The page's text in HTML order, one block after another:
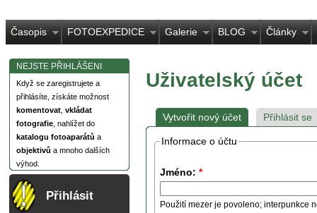
Časopis FOTOEXPEDICE Galerie BLOG Články
NEJSTE PŘIHLÁŠENI
Když se zaregistrujete a
přihlásíte, získáte možnost
komentovat vkládat
fotografie , nahlížet do
katalogu fotoaparátů a
objektivů a mnoho dalších
výhod.
Přihlásit
Uživatelský účet
Vytvořit nový účet Přihlásit se
Informace o účtu
Jméno: *
Použití mezer je povoleno; interpunkce